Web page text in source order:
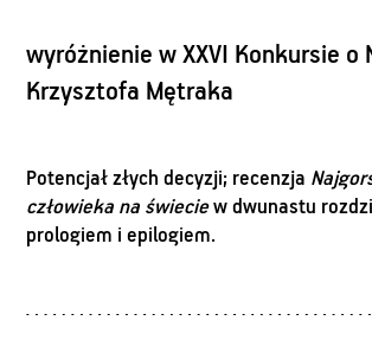
wyróżnienie w XXVI Konkursie o
Krzysztofa Mętraka
Potencjał złych decyzji; recenzja
człowieka na świeciew dwunastu
prologiem i epilogiem.